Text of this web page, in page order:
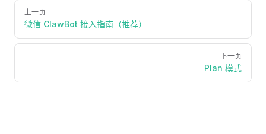
Pager
上一页
微信 ClawBot 接入指南（推荐）
下一页
Plan 模式